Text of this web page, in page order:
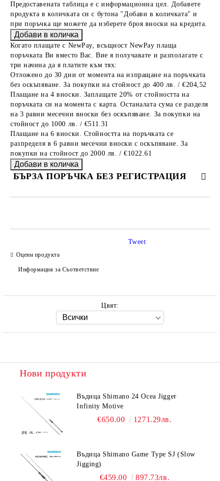
Предоставената таблица е с информационна цел. Добавете
продукта в количката си с бутона "Добави в количката" и
при поръчка ще можете да изберете броя вноски на кредита.
Когато плащате с NewPay, всъщност NewPay плаща
поръчката Ви вместо Вас. Вие я получавате и разполагате с
три начина да я платите към тях:
Отложено до 30 дни от момента на изпращане на поръчката
без оскъпяване. За покупки на стойност до 400 лв. / €204,52
Плащане на 4 вноски. Заплащате 20% от стойността на
поръчката си на момента с карта. Останалата сума се разделя
на 3 равни месечни вноски без оскъпяване. За покупки на
стойност до 1000 лв. / €511.31
Плащане на 6 вноски. Стойността на поръчката се
разпределя в 6 равни месечни вноски с оскъпяване. За
покупки на стойност до 2000 лв. / €1022.61
БЪРЗА ПОРЪЧКА БЕЗ РЕГИСТРАЦИЯ
Ние ще се свържем с вас в рамките на работния ден.
Оцени продукта
Информация за Съответствие
Tweet
Цвят:
Нови продукти
Въдица Shimano 24 Ocea Jigger
Infinity Motive
€650.00 1271.29лв.
Въдица Shimano Game Type SJ (Slow
Jigging)
€459.00 897.73лв.